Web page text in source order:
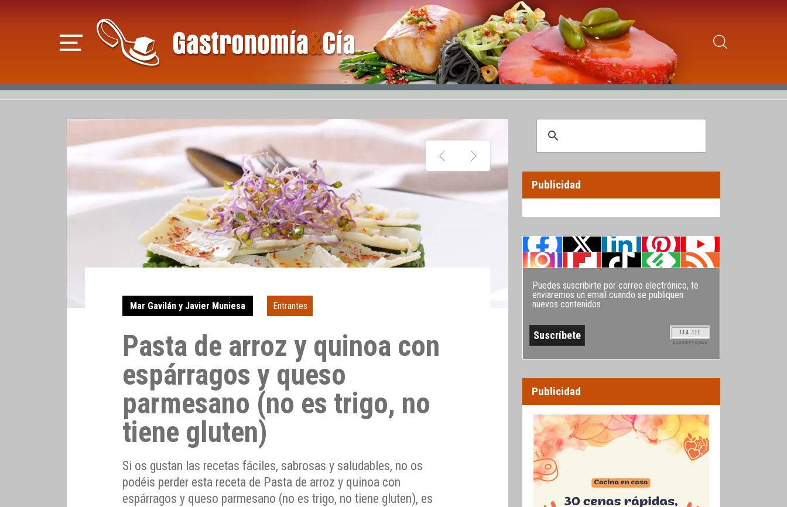
Mar Gavilán y Javier Muniesa Entrantes
Pasta de arroz y quinoa con
espárragos y queso
parmesano (no es trigo, no
tiene gluten)
Si os gustan las recetas fáciles, sabrosas y saludables, no os
podéis perder esta receta de Pasta de arroz y quinoa con
espárragos y queso parmesano (no es trigo, no tiene gluten), es
Publicidad
Puedes suscribirte por correo electrónico, te
enviaremos un email cuando se publiquen
nuevos contenidos
114.111
SUSCRIPTORES
Publicidad